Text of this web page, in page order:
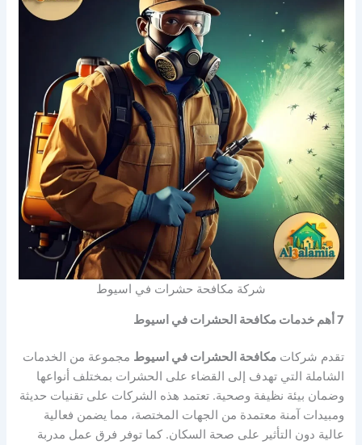
شركة مكافحة حشرات في اسيوط
7 أهم خدمات مكافحة الحشرات في اسيوط
تقدم شركاتمكافحة الحشرات في اسيوط مجموعة من الخدمات
الشاملة التي تهدف إلى القضاء على الحشرات بمختلف أنواعها
وضمان بيئة نظيفة وصحية. تعتمد هذه الشركات على تقنيات حديثة
ومبيدات آمنة معتمدة من الجهات المختصة، مما يضمن فعالية
عالية دون التأثير على صحة السكان. كما توفر فرق عمل مدربة